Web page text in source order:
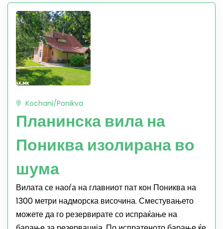
Kochani/Ponikva
Планинска вила на
Пониква изолирана во
шума
Вилата се наоѓа на главниот пат кон Пониква на
1300 метри надморска височина. Сместувањето
можете да го резервирате со испраќање на